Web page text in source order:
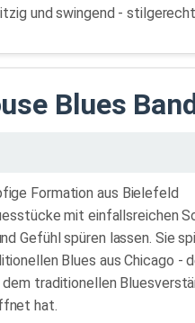
und swingend -
Blues
Formation aus Bielefeld
mit einfallsreichen
Gefühl spüren lassen. Sie
Blues aus Chicago -
traditionellen
hat.